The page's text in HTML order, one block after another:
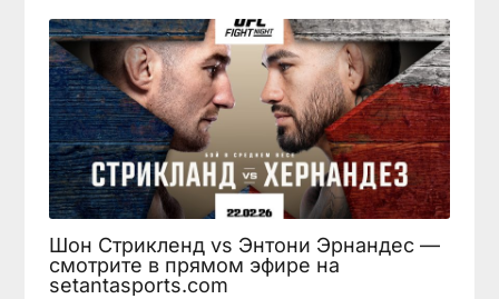
Шон Стрикленд vs Энтони Эрнандес —
смотрите в прямом эфире на
setantasports.com